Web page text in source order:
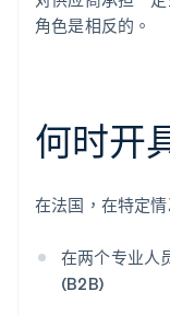
角色是相反的。
何时开
在法国，在特定
在两个专业人
(B2B)